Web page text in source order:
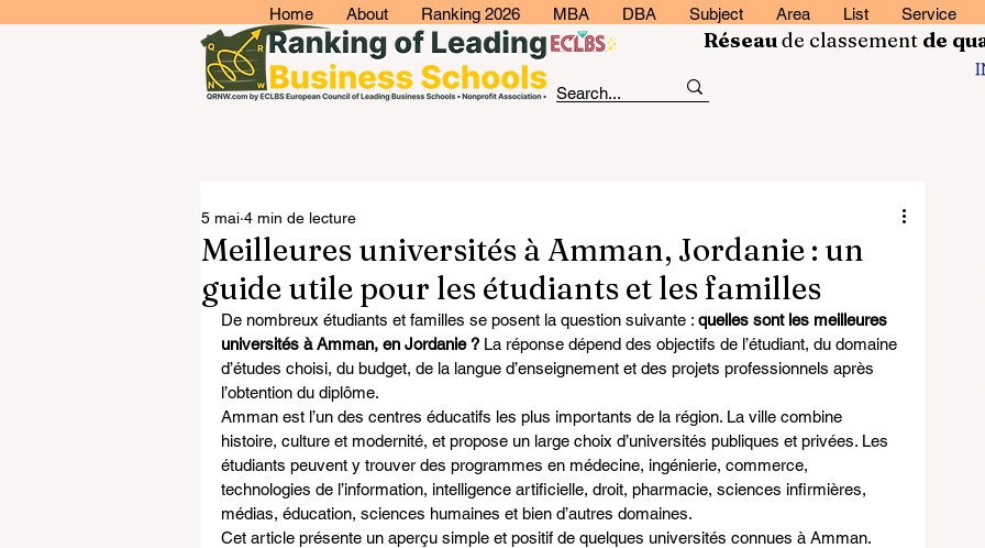
Home About Ranking 2026 MBA DBA Subject Area List Service
Réseaude classement de
Meilleures universités à Amman, Jordanie : un
guide utile pour les étudiants et les familles
5 mai 4 min de lecture
De nombreux étudiants et familles se posent la question suivante : quelles sont les meilleures
universités à Amman, en Jordanie ? La réponse dépend des objectifs de l’étudiant, du domaine
d’études choisi, du budget, de la langue d’enseignement et des projets professionnels après
l’obtention du diplôme.
Amman est l’un des centres éducatifs les plus importants de la région. La ville combine
histoire, culture et modernité, et propose un large choix d’universités publiques et privées. Les
étudiants peuvent y trouver des programmes en médecine, ingénierie, commerce,
technologies de l’information, intelligence artificielle, droit, pharmacie, sciences infirmières,
médias, éducation, sciences humaines et bien d’autres domaines.
Cet article présente un aperçu simple et positif de quelques universités connues à Amman.